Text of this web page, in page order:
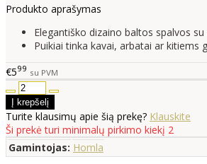
Produkto aprašymas
Elegantiško dizaino baltos spalvos su
Puikiai tinka kavai, arbatai ar kitiems
€599 su PVM
Turite klausimų apie šią prekę? Klauskite
Ši prekė turi minimalų pirkimo kiekį 2
Gamintojas: Homla